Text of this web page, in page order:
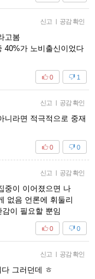
신고 | 공감 확인
고봄
40%가 노비출신이었다
1
0
신고 | 공감 확인
니라면 적극적으로 중재
0
0
신고 | 공감 확인
중이 이어졌으면 나
없음 언론에 휘둘리
이 필요할 뿐임
0
0
신고 | 공감 확인
그러던데 ㅎ